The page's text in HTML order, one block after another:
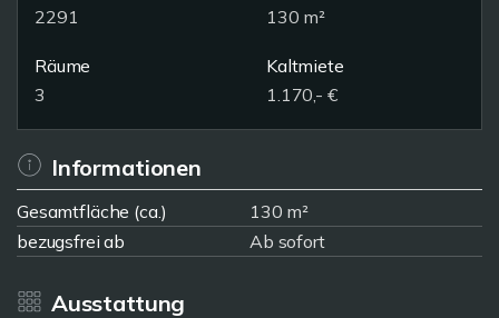
2291
130 m²
Räume
3
Kaltmiete
1.170,- €
Informationen
Gesamtfläche (ca.)
130 m²
bezugsfrei ab
Ab sofort
Ausstattung